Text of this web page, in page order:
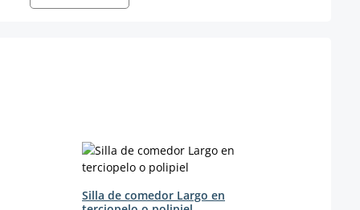
Silla de comedor Largo en